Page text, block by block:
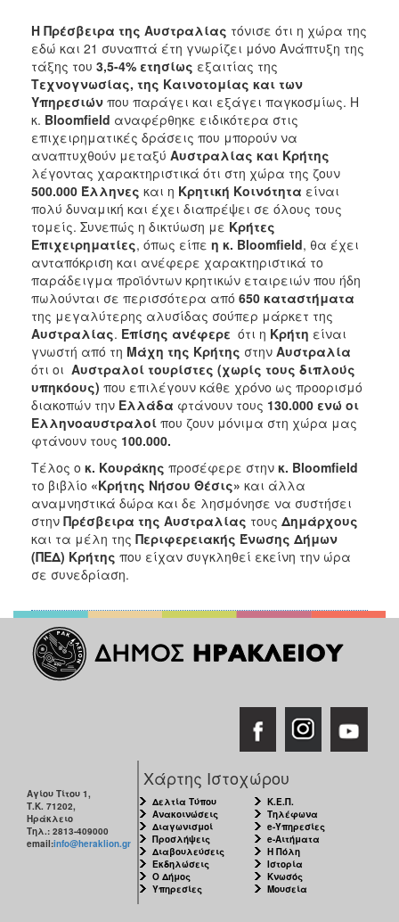
Η Πρέσβειρα της Αυστραλίας τόνισε ότι η χώρα της
εδώ και 21 συναπτά έτη γνωρίζει μόνο Ανάπτυξη της
τάξης του 3,5-4% ετησίως εξαιτίας της
Τεχνογνωσίας, της Καινοτομίας και των
Υπηρεσιών που παράγει και εξάγει παγκοσμίως. Η
κ. Bloomfield αναφέρθηκε ειδικότερα στις
επιχειρηματικές δράσεις που μπορούν να
αναπτυχθούν μεταξύ Αυστραλίας και Κρήτης
λέγοντας χαρακτηριστικά ότι στη χώρα της ζουν
500.000 Έλληνες και η Κρητική Κοινότητα είναι
πολύ δυναμική και έχει διαπρέψει σε όλους τους
τομείς. Συνεπώς η δικτύωση με Κρήτες
Επιχειρηματίες, όπως είπε η κ. Bloomfield, θα έχει
ανταπόκριση και ανέφερε χαρακτηριστικά το
παράδειγμα προϊόντων κρητικών εταιρειών που ήδη
πωλούνται σε περισσότερα από 650 καταστήματα
της μεγαλύτερης αλυσίδας σούπερ μάρκετ της
Αυστραλίας. Επίσης ανέφερε ότι η Κρήτη είναι
γνωστή από τη Μάχη της Κρήτης στην Αυστραλία
ότι οι Αυστραλοί τουρίστες (χωρίς τους διπλούς
υπηκόους) που επιλέγουν κάθε χρόνο ως προορισμό
διακοπών την Ελλάδα φτάνουν τους 130.000 ενώ οι
Ελληνοαυστραλοί που ζουν μόνιμα στη χώρα μας
φτάνουν τους 100.000.
Τέλος ο κ. Κουράκης προσέφερε στην κ. Bloomfield
το βιβλίο «Κρήτης Νήσου Θέσις» και άλλα
αναμνηστικά δώρα και δε λησμόνησε να συστήσει
στην Πρέσβειρα της Αυστραλίας τους Δημάρχους
και τα μέλη της Περιφερειακής Ένωσης Δήμων
(ΠΕΔ) Κρήτης που είχαν συγκληθεί εκείνη την ώρα
σε συνεδρίαση.
Αγίου Τίτου 1,
Τ.Κ. 71202,
Ηράκλειο
Τηλ.: 2813-409000
email:info@heraklion.gr
Χάρτης Ιστοχώρου
Δελτία Τύπου
Ανακοινώσεις
Διαγωνισμοί
Προσλήψεις
Διαβουλεύσεις
Εκδηλώσεις
Ο Δήμος
Υπηρεσίες
Κ.Ε.Π.
Τηλέφωνα
e-Υπηρεσίες
e-Αιτήματα
Η Πόλη
Ιστορία
Κνωσός
Μουσεία